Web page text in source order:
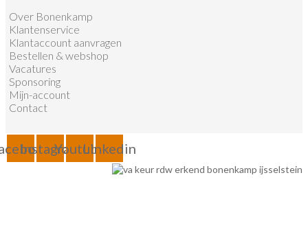
Over Bonenkamp
Klantenservice
Klantaccount aanvragen
Bestellen & webshop
Vacatures
Sponsoring
Mijn-account
Contact
InstagramYoutubeLinkedin